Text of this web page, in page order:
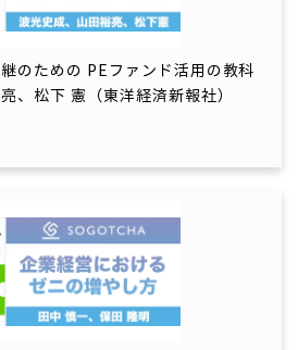
のための PEファンド活用の教科
、松下 憲（東洋経済新報社）